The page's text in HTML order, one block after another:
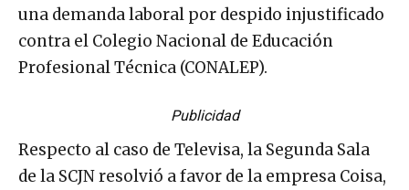
una demanda laboral por despido injustificado
contra el Colegio Nacional de Educación
Profesional Técnica (CONALEP).
Publicidad
Respecto al caso de Televisa, la Segunda Sala
de la SCJN resolvió a favor de la empresa Coisa,